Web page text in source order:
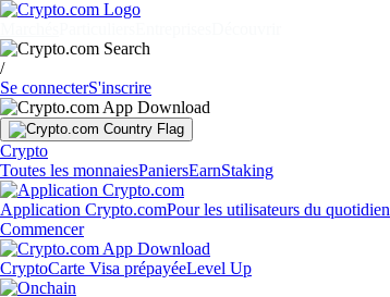
/
Se connecterS'inscrire
Crypto
Toutes les monnaiesPaniersEarnStaking
Application Crypto.comPour les utilisateurs du quotidien
Commencer
CryptoCarte Visa prépayéeLevel Up